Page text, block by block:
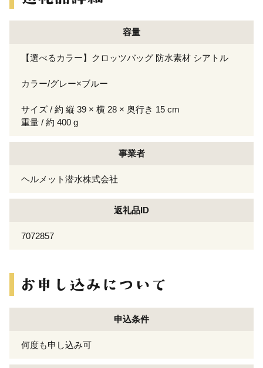
容量
【選べるカラー】クロッツバッグ 防水素材 シアトル
カラー/グレー×ブルー
サイズ / 約 縦 39 × 横 28 × 奥行き 15 cm
重量 / 約 400 g
事業者
ヘルメット潜水株式会社
返礼品ID
7072857
申込条件
何度も申し込み可